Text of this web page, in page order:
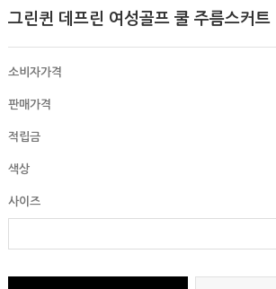
그린퀸 데프린 여성골프 쿨 주름스커트
소비자가격
판매가격
적립금
색상
사이즈